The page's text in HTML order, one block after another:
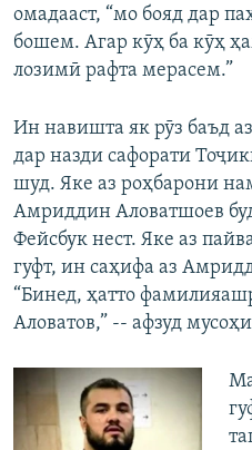
омадааст, “мо бояд дар
бошем. Агар кӯҳ ба кӯҳ
лозимӣ рафта мерасем.”
Ин навишта як рӯз баъд аз
дар назди сафорати
шуд. Яке аз роҳбарони
Амриддин Аловатшоев
Фейсбук нест. Яке аз
гуфт, ин саҳифа аз
“Бинед, ҳатто
Аловатов,” -- афзуд